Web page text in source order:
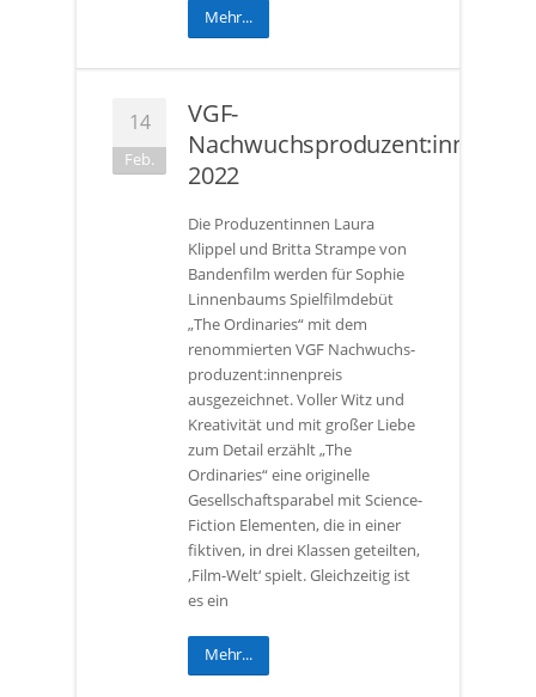
Mehr...
14
Feb.
VGF-
2022
Die Produzentinnen Laura
Klippel und Britta Strampe von
Bandenfilm werden für Sophie
Linnenbaums Spielfilmdebüt
„The Ordinaries“ mit dem
renommierten VGF Nachwuchs-
produzent:innenpreis
ausgezeichnet. Voller Witz und
Kreativität und mit großer Liebe
zum Detail erzählt „The
Ordinaries“ eine originelle
Gesellschaftsparabel mit Science-
Fiction Elementen, die in einer
fiktiven, in drei Klassen geteilten,
‚Film-Welt‘ spielt. Gleichzeitig ist
es ein
Mehr...